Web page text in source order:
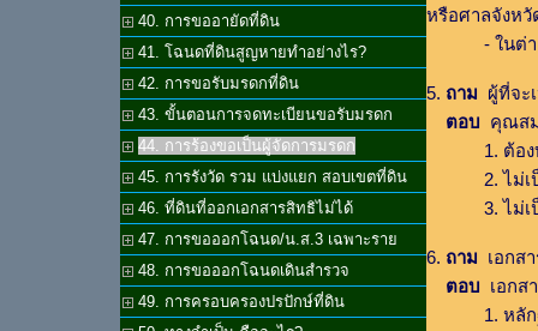
40. การขออายัดที่ดิน
41. โฉนดที่ดินสูญหายทำอย่างไร?
42. การขอรับมรดกที่ดิน
43. ขั้นตอนการจดทะเบียนขอรับมรดก
44. การร้องขอเป็นผู้จัดการมรดก
45. การรังวัด รวม แบ่งแยก สอบเขตที่ดิน
46. ที่ดินที่ออกเอกสารสิทธิไม่ได้
47. การขอออกโฉนด/น.ส.3 เฉพาะราย
48. การขอออกโฉนดเดินสำรวจ
49. การครอบครองปรปักษ์ที่ดิน
หรือศาลจังห
- ในต่างจั
5. ถาม ผู้ที่จะ
ตอบ คุณส
1. ต้องบรร
2. ไม่เป็นบุ
3. ไม่เป็น
6. ถาม เอกส
ตอบ เอกส
1. หลักฐาน